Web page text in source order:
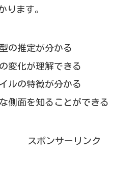
ります。
の推定が分かる
変化が理解できる
ルの特徴が分かる
側面を知ることができる
スポンサーリンク